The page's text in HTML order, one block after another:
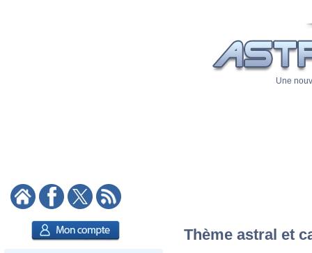
Une
Thème astral et